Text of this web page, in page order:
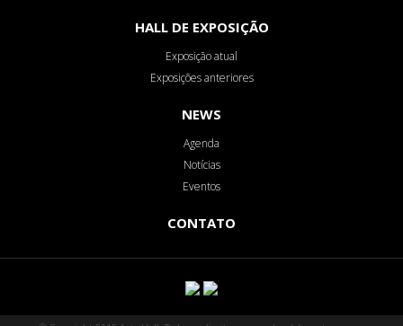
HALL DE EXPOSIÇÃO
Exposição atual
Exposições anteriores
NEWS
Agenda
Notícias
Eventos
CONTATO